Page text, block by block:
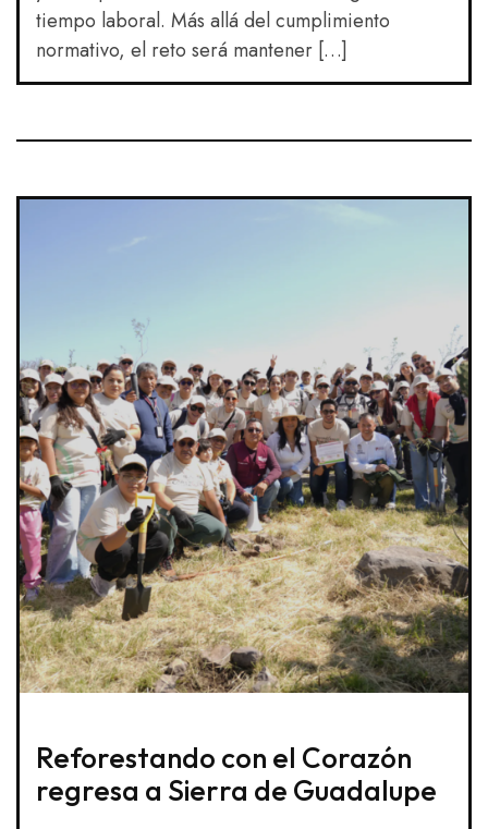
tiempo laboral. Más allá del cumplimiento
normativo, el reto será mantener […]
Reforestando con el Corazón
regresa a Sierra de Guadalupe